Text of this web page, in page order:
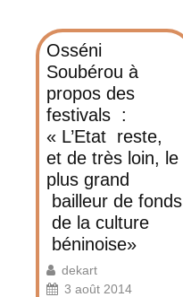
Osséni
Soubérou à
propos des
festivals :
« L’Etat reste,
et de très loin, le
plus grand
bailleur de fonds
de la culture
béninoise»
dekart
3 août 2014